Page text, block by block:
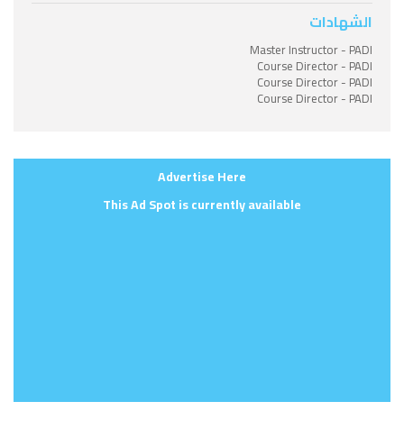
الشهادات
Master Instructor - PADI
Course Director - PADI
Course Director - PADI
Course Director - PADI
Advertise Here
This Ad Spot is currently available